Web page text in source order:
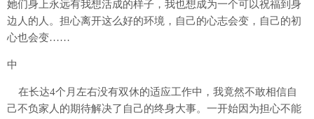
她们身上永远有我想活成的样子，我也想成为一个可以祝福到身
边人的人。担心离开这么好的环境，自己的心志会变，自己的初
心也会变……
中
在长达4个月左右没有双休的适应工作中，我竟然不敢相信自
己不负家人的期待解决了自己的终身大事。一开始因为担心不能